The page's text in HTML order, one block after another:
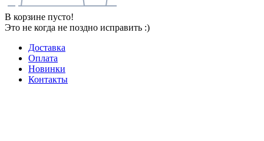
В корзине пусто!
Это не когда не поздно исправить :)
Доставка
Оплата
Новинки
Контакты